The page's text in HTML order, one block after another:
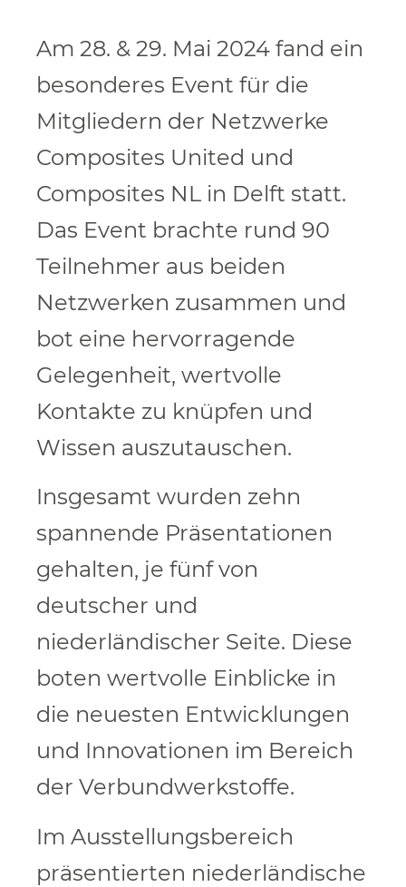
Am 28. & 29. Mai 2024 fand ein
besonderes Event für die
Mitgliedern der Netzwerke
Composites United und
Composites NL in Delft statt.
Das Event brachte rund 90
Teilnehmer aus beiden
Netzwerken zusammen und
bot eine hervorragende
Gelegenheit, wertvolle
Kontakte zu knüpfen und
Wissen auszutauschen.
Insgesamt wurden zehn
spannende Präsentationen
gehalten, je fünf von
deutscher und
niederländischer Seite. Diese
boten wertvolle Einblicke in
die neuesten Entwicklungen
und Innovationen im Bereich
der Verbundwerkstoffe.
Im Ausstellungsbereich
präsentierten niederländische